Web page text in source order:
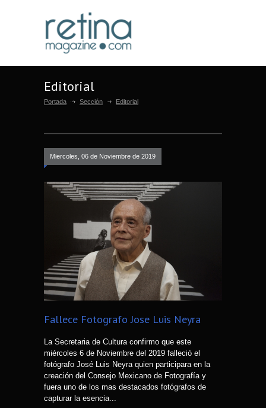
Editorial
Portada Sección Editorial
Miercoles, 06 de Noviembre de 2019
Fallece Fotografo Jose Luis Neyra
La Secretaria de Cultura confirmo que este
miércoles 6 de Noviembre del 2019 falleció el
fotógrafo José Luis Neyra quien participara en la
creación del Consejo Mexicano de Fotografía y
fuera uno de los mas destacados fotógrafos de
capturar la esencia...